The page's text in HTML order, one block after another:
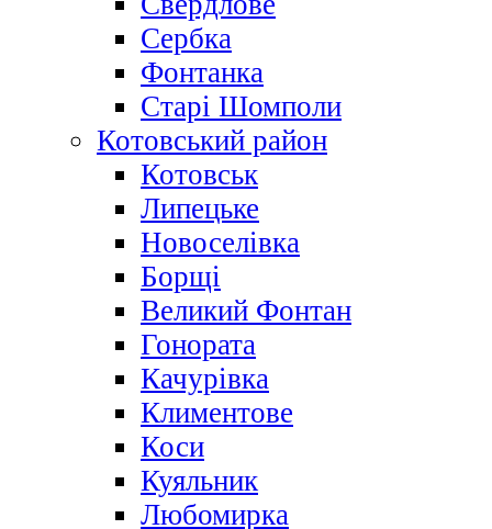
Сербка
Фонтанка
Старі Шомполи
Котовський район
Котовськ
Липецьке
Новоселівка
Борщі
Великий Фонтан
Гонората
Качурівка
Климентове
Коси
Куяльник
Любомирка